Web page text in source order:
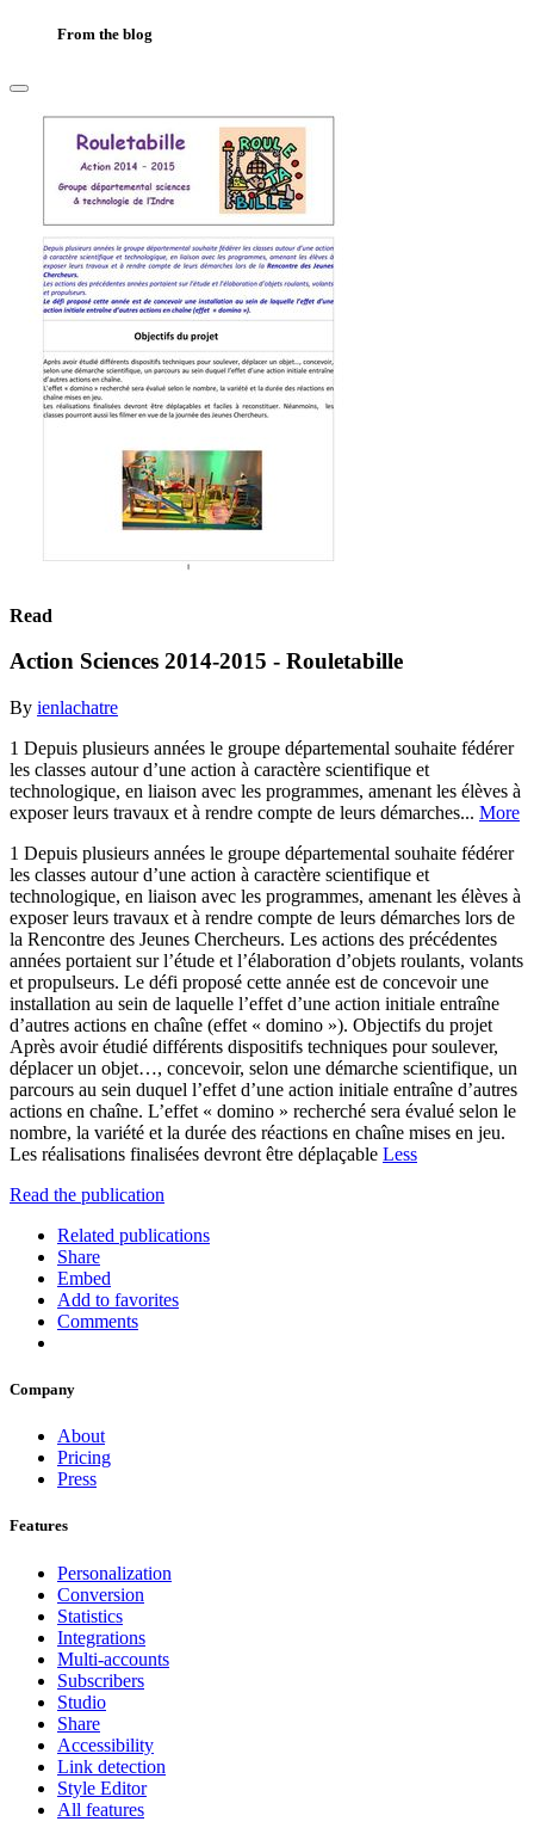
From the blog
Read
Action Sciences 2014-2015 - Rouletabille
By ienlachatre
1 Depuis plusieurs années le groupe départemental souhaite fédérer
les classes autour d’une action à caractère scientifique et
technologique, en liaison avec les programmes, amenant les élèves à
exposer leurs travaux et à rendre compte de leurs démarches... More
1 Depuis plusieurs années le groupe départemental souhaite fédérer
les classes autour d’une action à caractère scientifique et
technologique, en liaison avec les programmes, amenant les élèves à
exposer leurs travaux et à rendre compte de leurs démarches lors de
la Rencontre des Jeunes Chercheurs. Les actions des précédentes
années portaient sur l’étude et l’élaboration d’objets roulants, volants
et propulseurs. Le défi proposé cette année est de concevoir une
installation au sein de laquelle l’effet d’une action initiale entraîne
d’autres actions en chaîne (effet « domino »). Objectifs du projet
Après avoir étudié différents dispositifs techniques pour soulever,
déplacer un objet…, concevoir, selon une démarche scientifique, un
parcours au sein duquel l’effet d’une action initiale entraîne d’autres
actions en chaîne. L’effet « domino » recherché sera évalué selon le
nombre, la variété et la durée des réactions en chaîne mises en jeu.
Les réalisations finalisées devront être déplaçable Less
Read the publication
Related publications
Share
Embed
Add to favorites
Comments
Company
About
Pricing
Press
Features
Personalization
Conversion
Statistics
Integrations
Multi-accounts
Subscribers
Studio
Share
Accessibility
Link detection
Style Editor
All features